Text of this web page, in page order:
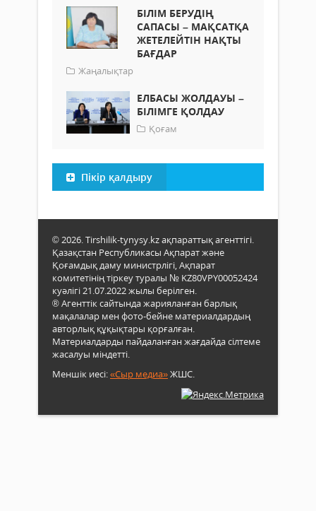
БІЛІМ БЕРУДІҢ
САПАСЫ – МАҚСАТҚА
ЖЕТЕЛЕЙТІН НАҚТЫ
БАҒДАР
Жаңалықтар
ЕЛБАСЫ ЖОЛДАУЫ –
БІЛІМГЕ ҚОЛДАУ
Қоғам
Пікір қалдыру
© 2026. Tirshilik-tynysy.kz ақпараттық агенттігі.
Қазақстан Республикасы Ақпарат және
Қоғамдық даму министрлігі, Ақпарат
комитетінің тіркеу туралы № KZ80VPY00052424
куәлігі 21.07.2022 жылы берілген.
® Агенттік сайтында жарияланған барлық
мақалалар мен фото-бейне материалдардың
авторлық құқықтары қорғалған.
Материалдарды пайдаланған жағдайда сілтеме
жасалуы міндетті.
Меншік иесі:«Сыр медиа»ЖШС.